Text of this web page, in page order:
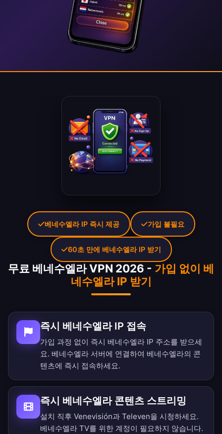
무료 베네수엘라 VPN 2026 - 가입 없이 베
네수엘라 IP 받기
즉시 베네수엘라 IP 접속
가입 과정 없이 즉시 베네수엘라 IP 주소를 받으세
요. 베네수엘라 서버에 연결하여 베네수엘라의 콘
텐츠에 즉시 접속하세요.
즉시 베네수엘라 콘텐츠 스트리밍
설치 직후 Venevisión과 Televen을 시청하세요.
베네수엘라 TV를 위한 계정이 필요하지 않습니다.
베네수엘라 IP 즉시 제공 가입 불필요
60초 만에 베네수엘라 IP 받기